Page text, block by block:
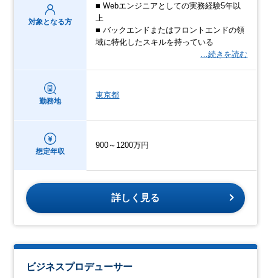
対象となる方
■ Webエンジニアとしての実務経験5年以
上
■ バックエンドまたはフロントエンドの領
域に特化したスキルを持っている
…続きを読む
勤務地
東京都
想定年収
900～1200万円
詳しく見る
ビジネスプロデューサー